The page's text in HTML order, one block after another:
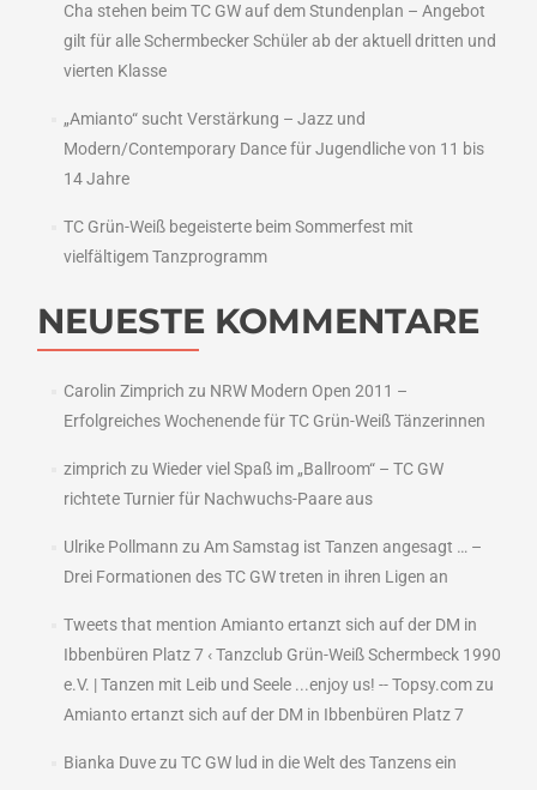
Cha stehen beim TC GW auf dem Stundenplan – Angebot
gilt für alle Schermbecker Schüler ab der aktuell dritten und
vierten Klasse
„Amianto“ sucht Verstärkung – Jazz und
Modern/Contemporary Dance für Jugendliche von 11 bis
14 Jahre
TC Grün-Weiß begeisterte beim Sommerfest mit
vielfältigem Tanzprogramm
NEUESTE KOMMENTARE
Carolin Zimprich zu NRW Modern Open 2011 –
Erfolgreiches Wochenende für TC Grün-Weiß Tänzerinnen
zimprich zu Wieder viel Spaß im „Ballroom“ – TC GW
richtete Turnier für Nachwuchs-Paare aus
Ulrike Pollmann zu Am Samstag ist Tanzen angesagt … –
Drei Formationen des TC GW treten in ihren Ligen an
Tweets that mention Amianto ertanzt sich auf der DM in
Ibbenbüren Platz 7 ‹ Tanzclub Grün-Weiß Schermbeck 1990
e.V. | Tanzen mit Leib und Seele ...enjoy us! -- Topsy.comzu
Amianto ertanzt sich auf der DM in Ibbenbüren Platz 7
Bianka Duvezu TC GW lud in die Welt des Tanzens ein